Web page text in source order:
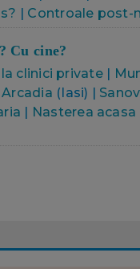
| Controale post-
Cu cine?
clinici private|
Arcadia (Iasi) |
| Nasterea acasa